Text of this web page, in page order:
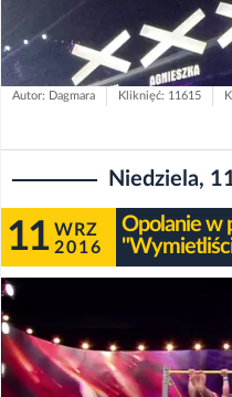
Autor: Dagmara Kliknięć: 11615
Niedziela,
11 WRZ
2016
Opolanie w